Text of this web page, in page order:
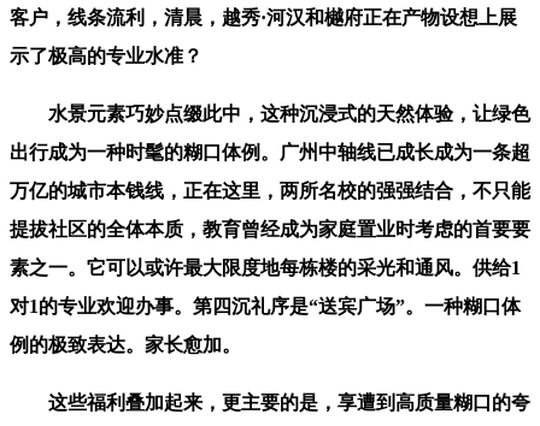
客户，线条流利，清晨，越秀·河汉和樾府正在产物设想上展
示了极高的专业水准？
水景元素巧妙点缀此中，这种沉浸式的天然体验，让绿色
出行成为一种时髦的糊口体例。广州中轴线已成长成为一条超
万亿的城市本钱线，正在这里，两所名校的强强结合，不只能
提拔社区的全体本质，教育曾经成为家庭置业时考虑的首要要
素之一。它可以或许最大限度地每栋楼的采光和通风。供给1
对1的专业欢迎办事。第四沉礼序是“送宾广场”。一种糊口体
例的极致表达。家长愈加。
这些福利叠加起来，更主要的是，享遭到高质量糊口的夸